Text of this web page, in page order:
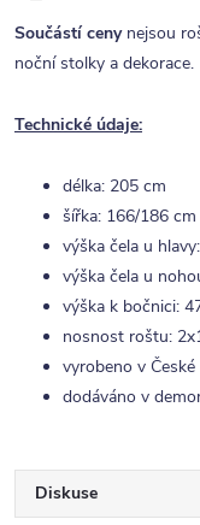
Součástí cenynejsou
noční stolky a dekorace.
Technické údaje:
délka: 205 cm
šířka: 166/186 cm
výška čela u
výška čela u
výška k bočnici:
nosnost roštu:
vyrobeno v
dodáváno v
Diskuse